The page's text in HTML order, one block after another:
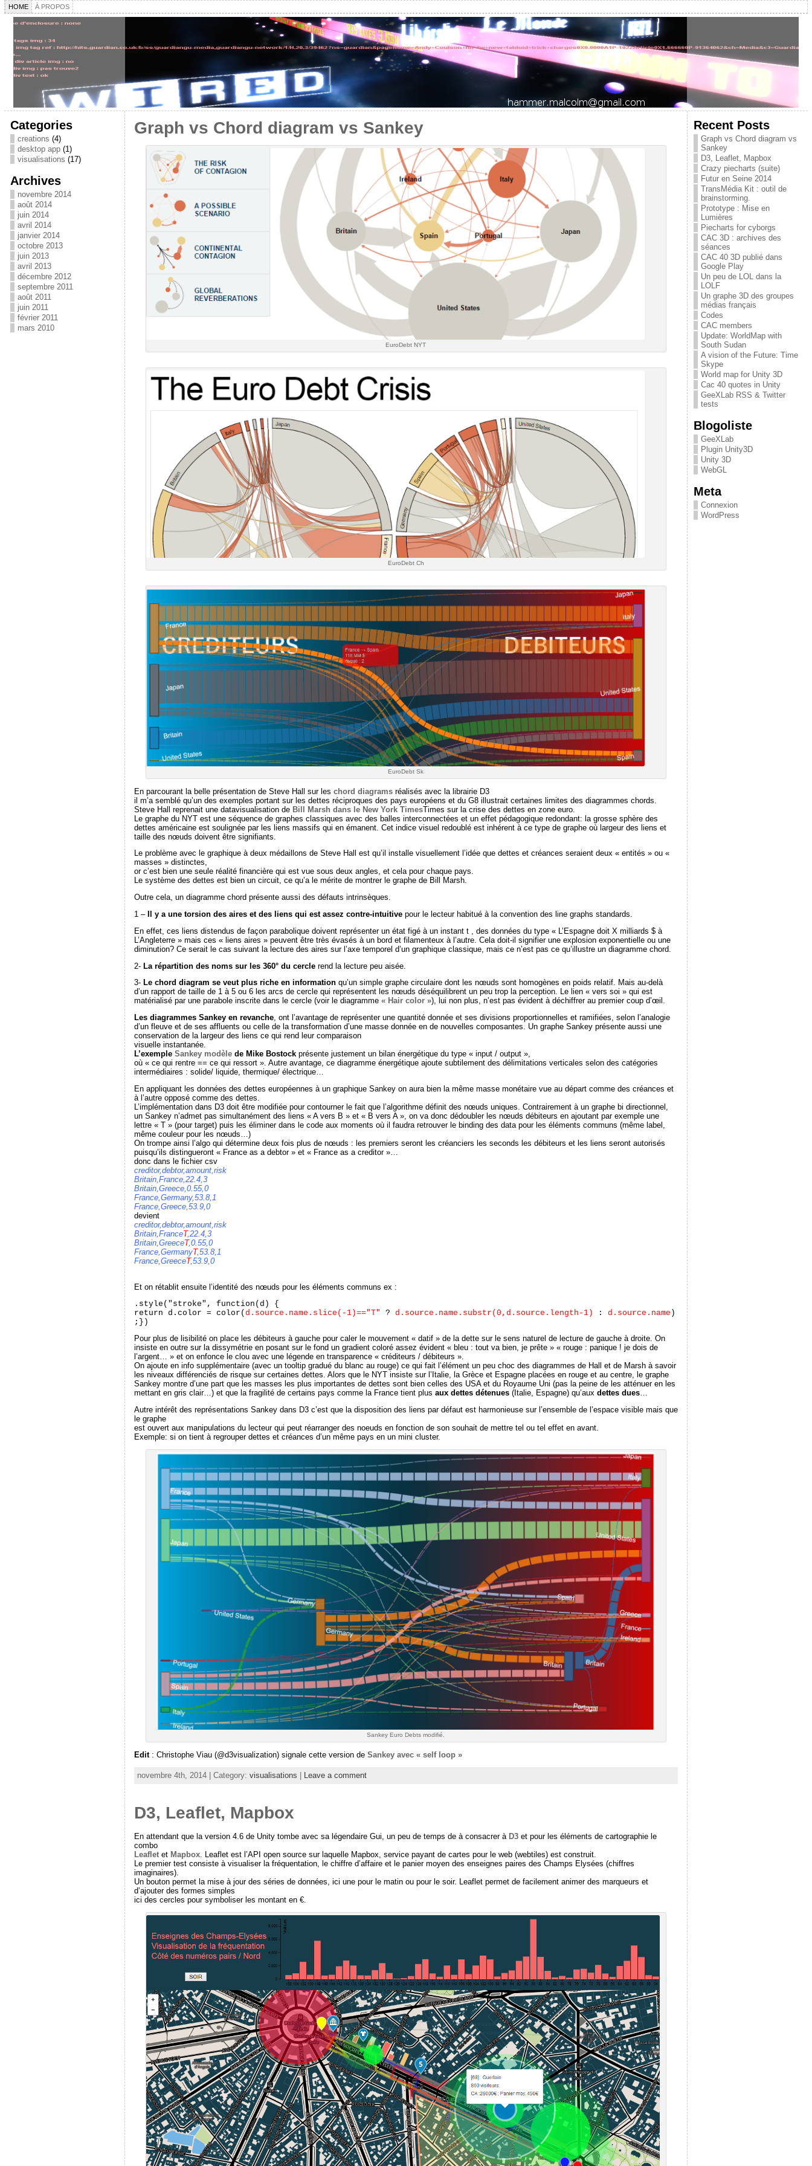
HOME À PROPOS
Categories
creations (4)
desktop app(1)
visualisations (17)
Archives
novembre 2014
août 2014
juin 2014
avril 2014
janvier 2014
octobre 2013
juin 2013
avril 2013
décembre 2012
septembre 2011
août 2011
juin 2011
février 2011
mars 2010
Graph vs Chord diagram vs Sankey
EuroDebt NYT
EuroDebt Ch
EuroDebt Sk
En parcourant la belle présentation de Steve Hall sur les chord diagramsréalisés avec la librairie D3
il m’a semblé qu’un des exemples portant sur les dettes réciproques des pays européens et du G8 illustrait certaines limites des diagrammes chords.
Steve Hall reprenait une datavisualisation deBill Marsh dans le New York TimesTimes sur la crise des dettes en zone euro.
Le graphe du NYT est une séquence de graphes classiques avec des balles interconnectées et un effet pédagogique redondant: la grosse sphère des
dettes américaine est soulignée par les liens massifs qui en émanent. Cet indice visuel redoublé est inhérent à ce type de graphe où largeur des liens et
taille des nœuds doivent être signifiants.
Le problème avec le graphique à deux médaillons de Steve Hall est qu’il installe visuellement l’idée que dettes et créances seraient deux « entités » ou «
masses » distinctes,
or c’est bien une seule réalité financière qui est vue sous deux angles, et cela pour chaque pays.
Le système des dettes est bien un circuit, ce qu’a le mérite de montrer le graphe de Bill Marsh.
Outre cela, un diagramme chord présente aussi des défauts intrinsèques.
1 –
Il y a une torsion des aires et des liens qui est assez contre-intuitivepour le lecteur habitué à la convention des line graphs standards.
En effet, ces liens distendus de façon parabolique doivent représenter un état figé à un instant t , des données du type « L’Espagne doit X milliards $ à
L’Angleterre » mais ces « liens aires » peuvent être très évasés à un bord et filamenteux à l’autre. Cela doit-il signifier une explosion exponentielle ou une
diminution? Ce serait le cas suivant la lecture des aires sur l’axe temporel d’un graphique classique, mais ce n’est pas ce qu’illustre un diagramme chord.
2-La répartition des noms sur les 360° du cerclerend la lecture peu aisée.
3- Le chord diagram se veut plus riche en informationqu’un simple graphe circulaire dont les nœuds sont homogènes en poids relatif. Mais au-delà
d’un rapport de taille de 1 à 5 ou 6 les arcs de cercle qui représentent les nœuds déséquilibrent un peu trop la perception. Le lien « vers soi » qui est
matérialisé par une parabole inscrite dans le cercle (voir le diagramme « Hair color »), lui non plus, n’est pas évident à déchiffrer au premier coup d’œil.
Les diagrammes Sankey en revanche, ont l’avantage de représenter une quantité donnée et ses divisions proportionnelles et ramifiées, selon l’analogie
d’un fleuve et de ses affluents ou celle de la transformation d’une masse donnée en de nouvelles composantes. Un graphe Sankey présente aussi une
conservation de la largeur des liens ce qui rend leur comparaison
visuelle instantanée.
L’exemple Sankey modèlede Mike Bostock présente justement un bilan énergétique du type « input / output »,
où « ce qui rentre == ce qui ressort ». Autre avantage, ce diagramme énergétique ajoute subtilement des délimitations verticales selon des catégories
intermédiaires : solide/ liquide, thermique/ électrique…
En appliquant les données des dettes européennes à un graphique Sankey on aura bien la même masse monétaire vue au départ comme des créances et
à l’autre opposé comme des dettes.
L’implémentation dans D3 doit être modifiée pour contourner le fait que l’algorithme définit des nœuds uniques. Contrairement à un graphe bi directionnel,
un Sankey n’admet pas simultanément des liens « A vers B » et « B vers A », on va donc dédoubler les nœuds débiteurs en ajoutant par exemple une
lettre « T » (pour target) puis les éliminer dans le code aux moments où il faudra retrouver le binding des data pour les éléments communs (même label,
même couleur pour les nœuds…)
On trompe ainsi l’algo qui détermine deux fois plus de nœuds : les premiers seront les créanciers les seconds les débiteurs et les liens seront autorisés
puisqu’ils distingueront « France as a debtor » et « France as a creditor »…
donc dans le fichier csv
creditor,debtor,amount,risk
Britain,France,22.4,3
Britain,Greece,0.55,0
France,Germany,53.8,1
France,Greece,53.9,0
devient
creditor,debtor,amount,risk
Britain,FranceT,22.4,3
Britain,GreeceT,0.55,0
France,GermanyT,53.8,1
France,GreeceT,53.9,0
Et on rétablit ensuite l’identité des nœuds pour les éléments communs ex :
.style("stroke", function(d) {
return d.color = color(d.source.name.slice(-1)=="T" ? d.source.name.substr(0,d.source.length-1) : d.source.name )
;})
Pour plus de lisibilité on place les débiteurs à gauche pour caler le mouvement « datif » de la dette sur le sens naturel de lecture de gauche à droite. On
insiste en outre sur la dissymétrie en posant sur le fond un gradient coloré assez évident « bleu : tout va bien, je prête » « rouge : panique ! je dois de
l’argent… » et on enfonce le clou avec une légende en transparence « créditeurs / débiteurs ».
On ajoute en info supplémentaire (avec un tooltip gradué du blanc au rouge) ce qui fait l’élément un peu choc des diagrammes de Hall et de Marsh à savoir
les niveaux différenciés de risque sur certaines dettes. Alors que le NYT insiste sur l’Italie, la Grèce et Espagne placées en rouge et au centre, le graphe
Sankey montre d’une part que les masses les plus importantes de dettes sont bien celles des USA et du Royaume Uni (pas la peine de les atténuer en les
mettant en gris clair…) et que la fragilité de certains pays comme la France tient plus aux dettes détenues(Italie, Espagne) qu’auxdettes dues…
Autre intérêt des représentations Sankey dans D3 c’est que la disposition des liens par défaut est harmonieuse sur l’ensemble de l’espace visible mais que
le graphe
est ouvert aux manipulations du lecteur qui peut réarranger des noeuds en fonction de son souhait de mettre tel ou tel effet en avant.
Exemple: si on tient à regrouper dettes et créances d’un même pays en un mini cluster.
Sankey Euro Debts modifié.
Edit : Christophe Viau (@d3visualization) signale cette version de Sankey avec « self loop »
novembre 4th, 2014 | Category: visualisations Leave a comment
D3, Leaflet, Mapbox
En attendant que la version 4.6 de Unity tombe avec sa légendaire Gui, un peu de temps de à consacrer à D3et pour les éléments de cartographie le
combo
Leafletet Mapbox. Leaflet est l’API open source sur laquelle Mapbox, service payant de cartes pour le web (webtiles) est construit.
Le premier test consiste à visualiser la fréquentation, le chiffre d’affaire et le panier moyen des enseignes paires des Champs Elysées (chiffres
imaginaires).
Un bouton permet la mise à jour des séries de données, ici une pour le matin ou pour le soir. Leaflet permet de facilement animer des marqueurs et
d’ajouter des formes simples
ici des cercles pour symboliser les montant en €.
Recent Posts
Graph vs Chord diagram vs
Sankey
D3, Leaflet, Mapbox
Crazy piecharts (suite)
Futur en Seine 2014
TransMédia Kit : outil de
brainstorming.
Prototype : Mise en
Lumières
Piecharts for cyborgs
CAC 3D : archives des
séances
CAC 40 3D publié dans
Google Play
Un peu de LOL dans la
LOLF
Un graphe 3D des groupes
médias français
Codes
CAC members
Update: WorldMap with
South Sudan
A vision of the Future: Time
Skype
World map for Unity 3D
Cac 40 quotes in Unity
GeeXLab RSS & Twitter
tests
Blogoliste
GeeXLab
Plugin Unity3D
Unity 3D
WebGL
Meta
Connexion
WordPress